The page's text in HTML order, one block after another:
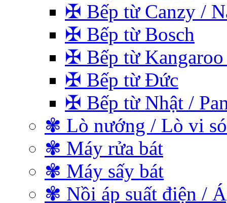
✠ Bếp từ Canzy /
✠ Bếp từ Bosch
✠ Bếp từ Kangaroo
✠ Bếp từ Đức
✠ Bếp từ Nhật /
✾ Lò nướng / Lò vi
✾ Máy rửa bát
✾ Máy sấy bát
✾ Nồi áp suất điện /